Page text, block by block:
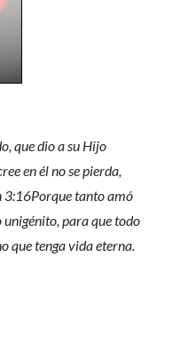
que dio a su Hijo
en él no se pierda,
3:16Porque tanto amó
unigénito, para que todo
que tenga vida eterna.